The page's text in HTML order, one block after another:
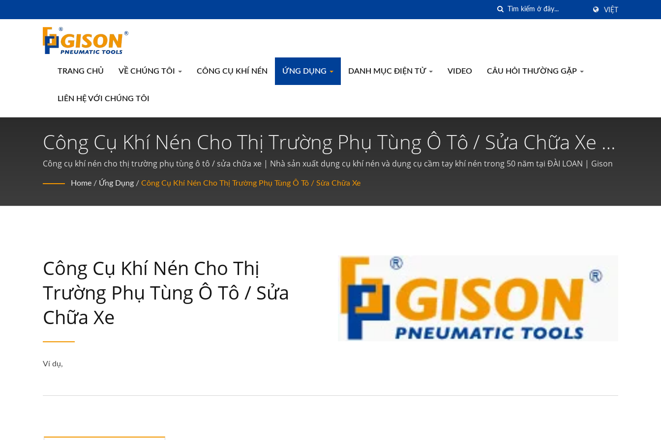
VIỆT
TRANG CHỦ VỀ CHÚNG TÔI CÔNG CỤ KHÍ NÉN ỨNG DỤNG DANH MỤC ĐIỆN TỬ VIDEO CÂU HỎI THƯỜNG GẶP
LIÊN HỆ VỚI CHÚNG TÔI
Công Cụ Khí Nén Cho Thị Trường Phụ Tùng Ô Tô / Sửa Chữa Xe |
Nhà Sản Xuất Dụng Cụ Khí Nén Và Dụng Cụ Cầm Tay Khí Nén Tại
Đài Loan | Gison
Công cụ khí nén cho thị trường phụ tùng ô tô / sửa chữa xe | Nhà sản xuất dụng cụ khí nén và dụng cụ cầm tay khí nén trong 50 năm tại ĐÀI LOAN | Gison
Home / Ứng Dụng / Công Cụ Khí Nén Cho Thị Trường Phụ Tùng Ô Tô / Sửa Chữa Xe
Công Cụ Khí Nén Cho Thị
Trường Phụ Tùng Ô Tô / Sửa
Chữa Xe
Ví dụ,